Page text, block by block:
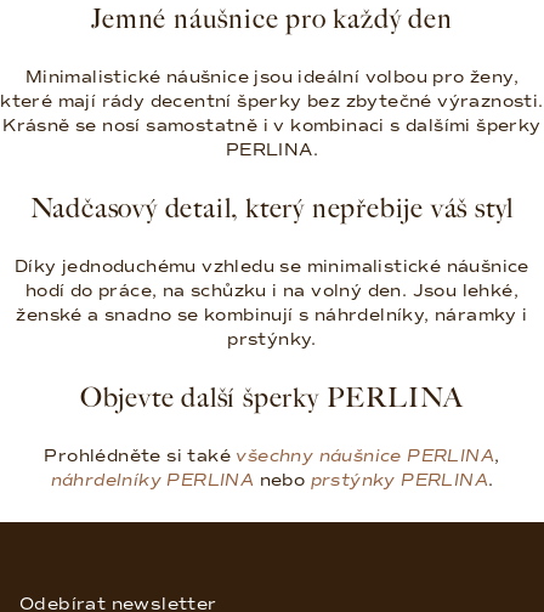
l
d
a
c
k
y
v
p
s
u
Jemné náušnice pro každý den
Minimalistické náušnice jsou ideální volbou pro ženy,
které mají rády decentní šperky bez zbytečné výraznosti.
Krásně se nosí samostatně i v kombinaci s dalšími šperky
PERLINA.
Nadčasový detail, který nepřebije váš styl
Díky jednoduchému vzhledu se minimalistické náušnice
hodí do práce, na schůzku i na volný den. Jsou lehké,
ženské a snadno se kombinují s náhrdelníky, náramky i
prstýnky.
Objevte další šperky PERLINA
Prohlédněte si také všechny náušnice PERLINA,
náhrdelníky PERLINA nebo prstýnky PERLINA.
Odebírat newsletter